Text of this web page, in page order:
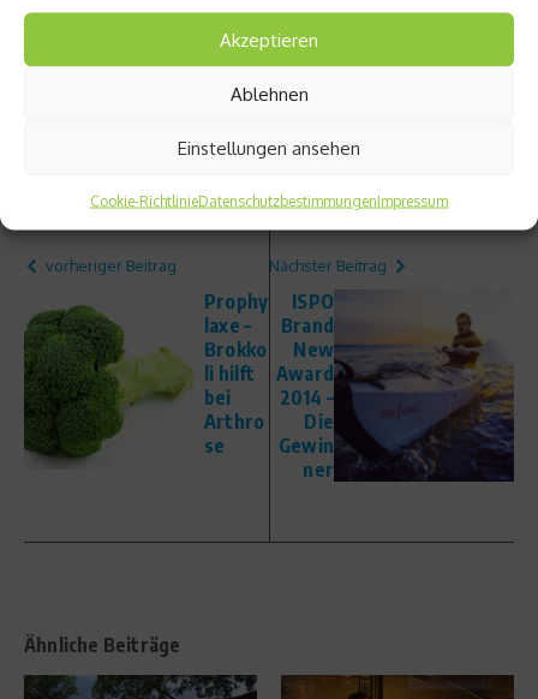
Akzeptieren
Ablehnen
Einstellungen ansehen
Cookie-RichtlinieDatenschutzbestimmungenImpressum
Gefahrensituationen frühzeitig erkennen und Unfälle
vermeiden. Hier gibt es weitereTipps zum richtigen
vorheriger Beitrag
Prophy
laxe –
Brokko
li hilft
bei
Arthro
se
Nächster Beitrag
ISPO
Brand
New
Award
2014 –
Die
Gewin
ner
Ähnliche Beiträge